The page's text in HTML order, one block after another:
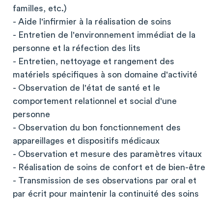
familles, etc.)
- Aide l'infirmier à la réalisation de soins
- Entretien de l'environnement immédiat de la
personne et la réfection des lits
- Entretien, nettoyage et rangement des
matériels spécifiques à son domaine d'activité
- Observation de l'état de santé et le
comportement relationnel et social d'une
personne
- Observation du bon fonctionnement des
appareillages et dispositifs médicaux
- Observation et mesure des paramètres vitaux
- Réalisation de soins de confort et de bien-être
- Transmission de ses observations par oral et
par écrit pour maintenir la continuité des soins